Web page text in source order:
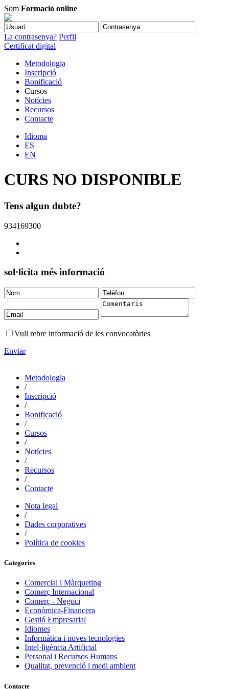
Som Formació online
La contrasenya? Perfil
Certificat digital
Metodologia
Inscripció
Bonificació
Cursos
Notícies
Recursos
Contacte
Idioma
ES
EN
CURS NO DISPONIBLE
Tens algun dubte?
934169300
sol·licita més informació
Vull rebre informació de les convocatòries
Enviar
Metodologia
/
Inscripció
/
Bonificació
/
Cursos
/
Notícies
/
Recursos
/
Contacte
Nota legal
/
Dades corporatives
/
Política de cookies
Categories
Comercial i Màrqueting
Comerç Internacional
Comerç - Negoci
Econòmica-Financera
Gestió Empresarial
Idiomes
Informàtica i noves tecnologies
Intel·ligència Artificial
Personal i Recursos Humans
Qualitat, prevenció i medi ambient
Contacte